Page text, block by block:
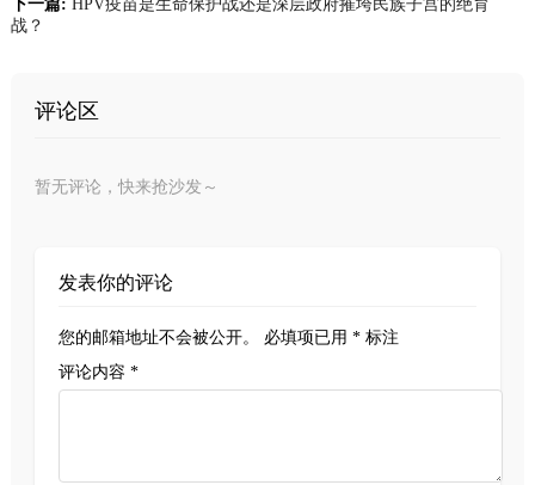
下一篇: HPV疫苗是生命保护战还是深层政府摧垮民族子宫的绝育
战？
评论区
暂无评论，快来抢沙发～
发表你的评论
您的邮箱地址不会被公开。 必填项已用 *标注
评论内容 *